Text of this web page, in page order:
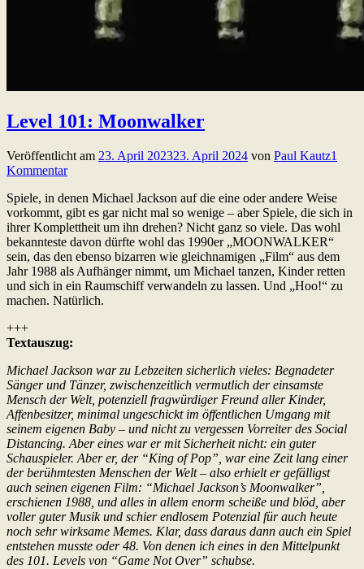
Level 101: Moonwalker
Veröffentlicht am 23. April 202323. April 2024 von Paul Kautz1
Kommentar
Spiele, in denen Michael Jackson auf die eine oder andere Weise
vorkommt, gibt es gar nicht mal so wenige – aber Spiele, die sich in
ihrer Komplettheit um ihn drehen? Nicht ganz so viele. Das wohl
bekannteste davon dürfte wohl das 1990er „MOONWALKER“
sein, das den ebenso bizarren wie gleichnamigen „Film“ aus dem
Jahr 1988 als Aufhänger nimmt, um Michael tanzen, Kinder retten
und sich in ein Raumschiff verwandeln zu lassen. Und „Hoo!“ zu
machen. Natürlich.
+++
Textauszug:
Michael Jackson war zu Lebzeiten sicherlich vieles: Begnadeter
Sänger und Tänzer, zwischenzeitlich vermutlich der einsamste
Mensch der Welt, potenziell fragwürdiger Freund aller Kinder,
Affenbesitzer, minimal ungeschickt im öffentlichen Umgang mit
seinem eigenen Baby – und nicht zu vergessen Vorreiter des Social
Distancing. Aber eines war er mit Sicherheit nicht: ein guter
Schauspieler. Aber er, der “King of Pop”, war eine Zeit lang einer
der berühmtesten Menschen der Welt – also erhielt er gefälligst
auch seinen eigenen Film: “Michael Jackson’s Moonwalker”,
erschienen 1988, und alles in allem enorm scheiße und blöd, aber
voller guter Musik und schier endlosem Potenzial für auch heute
noch sehr wirksame Memes. Klar, dass daraus dann auch ein Spiel
entstehen musste oder 48. Von denen ich eines in den Mittelpunkt
des 101. Levels von “Game Not Over” schubse.